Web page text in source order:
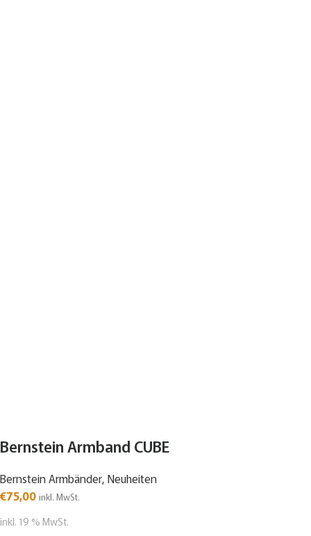
Bernstein Armband CUBE
Bernstein Armbänder, Neuheiten
€75,00 inkl. MwSt.
inkl. 19 % MwSt.